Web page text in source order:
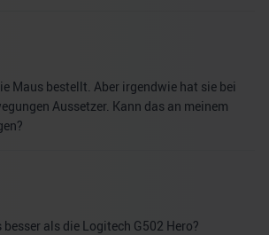
Maus bestellt. Aber irgendwie hat sie bei
Aussetzer. Kann das an meinem
besser als die Logitech G502 Hero?